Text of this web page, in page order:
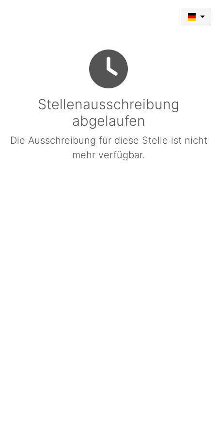
Stellenausschreibung
abgelaufen
Die Ausschreibung für diese Stelle ist nicht
mehr verfügbar.